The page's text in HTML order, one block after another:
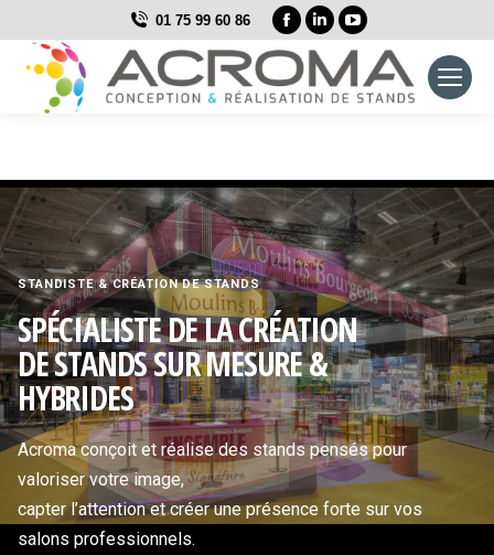
01 75 99 60 86
La
page
Facebook
s'ouvre
nouvelle
fenêtre
La
page
LinkedIn
s'ouvre
nouvelle
fenêtre
La
page
YouTube
s'ouvre
nouvelle
fenêtre
STANDISTE & CRÉATION DE STANDS
SPÉCIALISTE DE LA CRÉATION
DE STANDS SUR MESURE &
HYBRIDES
Acroma conçoit et réalise des stands pensés pour
valoriser votre image,
capter l’attention et créer une présence forte sur vos
salons professionnels.